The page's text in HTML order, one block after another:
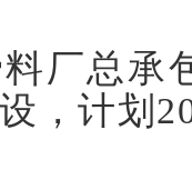
厂总承
，计划